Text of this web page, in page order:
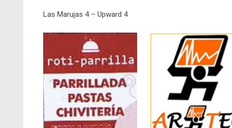
Las Marujas 4 – Upward 4